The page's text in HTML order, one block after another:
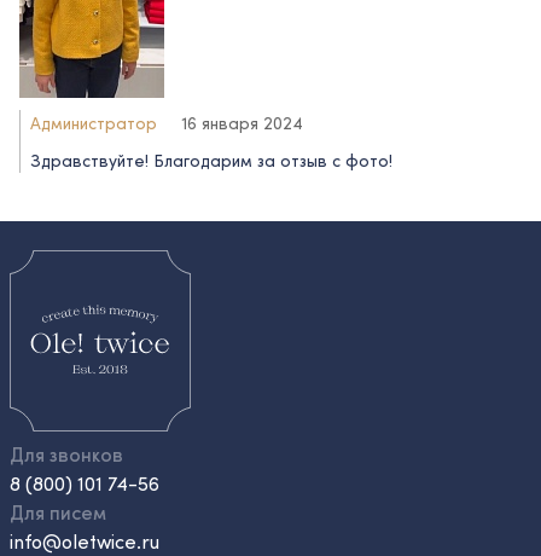
Администратор
16 января 2024
Здравствуйте! Благодарим за отзыв с фото!
Для звонков
8 (800) 101 74-56
Для писем
info@oletwice.ru